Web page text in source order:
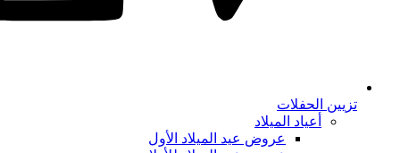
تزيين الحفلات
أعياد الميلاد
عروض عيد الميلاد الأول